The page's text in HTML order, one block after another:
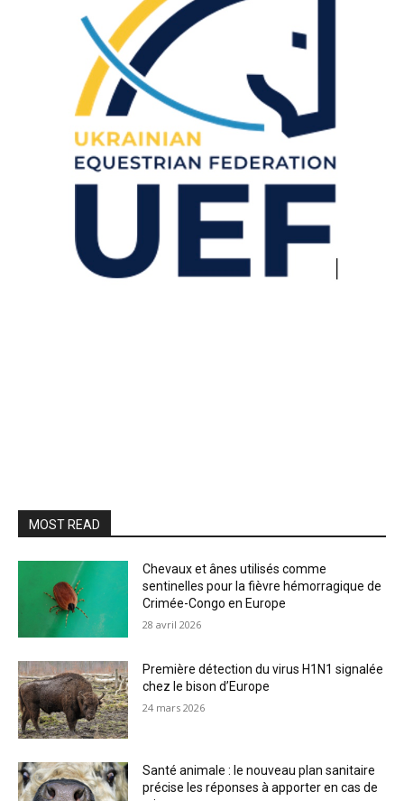
MOST READ
Chevaux et ânes utilisés comme
sentinelles pour la fièvre hémorragique de
Crimée-Congo en Europe
28 avril 2026
Première détection du virus H1N1 signalée
chez le bison d’Europe
24 mars 2026
Santé animale : le nouveau plan sanitaire
précise les réponses à apporter en cas de